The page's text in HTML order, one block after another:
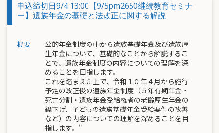
申込締切日9/4 13:00【9/5pm2650継続教育セミナ
ー】遺族年金の基礎と法改正に関する解説
概要
公的年金制度の中から遺族基礎年金及び遺族厚
生年金について、基礎的なことから解説するこ
とで、遺族年金制度の内容についての理解を深
めることを目指します。
これを踏まえた上で、令和１０年４月から施行
予定の改正後の遺族年金制度（５年有期年金・
死亡分割・遺族年金受給権者の老齢厚生年金の
繰下げ、子どもの遺族基礎年金受給要件の改善
など）の内容についての理解を深めることを目
指します。"